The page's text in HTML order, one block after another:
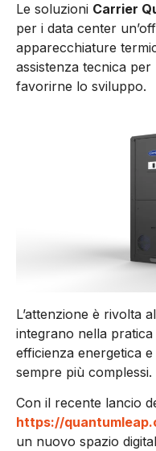
Le soluzioni Carrier
per i data center
apparecchiature
assistenza tecnica
favorirne lo sviluppo.
L’attenzione è rivolta
integrano nella
efficienza energetica
sempre più complessi.
Con il recente lancio
https://
un nuovo spazio